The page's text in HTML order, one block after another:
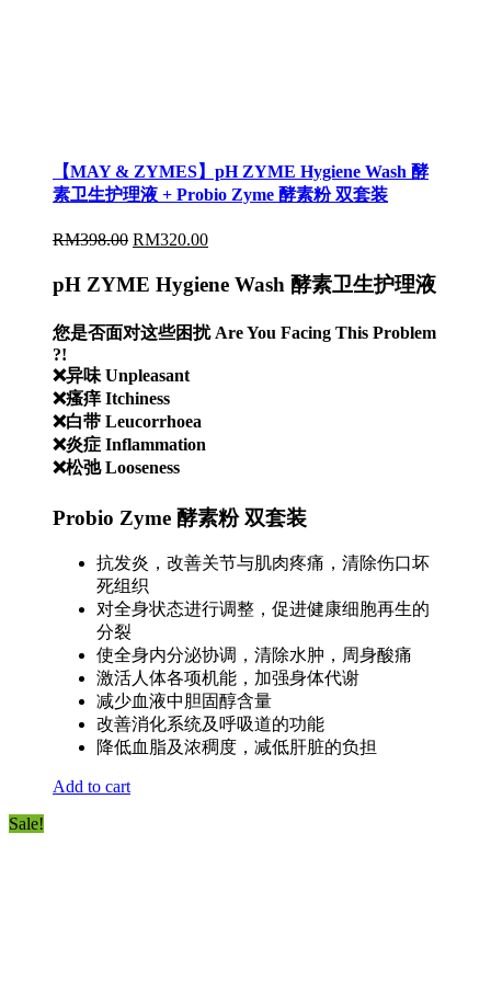
【MAY & ZYMES】pH ZYME Hygiene Wash 酵
素卫生护理液 + Probio Zyme 酵素粉 双套装
RM398.00 RM320.00
pH ZYME Hygiene Wash 酵素卫生护理液
您是否面对这些困扰 Are You Facing This Problem
?!
❌异味 Unpleasant
❌瘙痒 Itchiness
❌白带 Leucorrhoea
❌炎症 Inflammation
❌松弛 Looseness
Probio Zyme 酵素粉 双套装
抗发炎，改善关节与肌肉疼痛，清除伤口坏
死组织
对全身状态进行调整，促进健康细胞再生的
分裂
使全身内分泌协调，清除水肿，周身酸痛
激活人体各项机能，加强身体代谢
减少血液中胆固醇含量
改善消化系统及呼吸道的功能
降低血脂及浓稠度，减低肝脏的负担
Add to cart
Sale!